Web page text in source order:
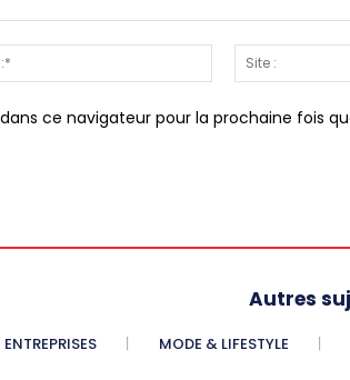
Email
:*
ce navigateur pour la prochaine fois
Autres
ENTREPRISES MODE & LIFESTYLE